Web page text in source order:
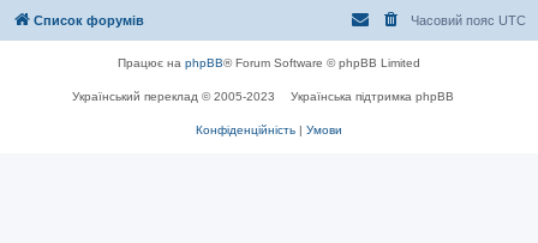
Список форумів Часовий пояс UTC
Працює на phpBB® Forum Software © phpBB Limited
Український переклад © 2005-2023 Українська підтримка phpBB
Конфіденційність | Умови